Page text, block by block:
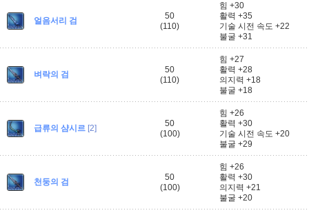
얼음서리 검
50
(110)
힘 +30
활력 +35
기술 시전 속도 +22
불굴 +31
벼락의 검
50
(110)
힘 +27
활력 +28
의지력 +18
불굴 +18
급류의 샴시르 [2]
50
(100)
힘 +26
활력 +30
기술 시전 속도 +20
불굴 +29
천둥의 검
50
(100)
힘 +26
활력 +30
의지력 +21
불굴 +20